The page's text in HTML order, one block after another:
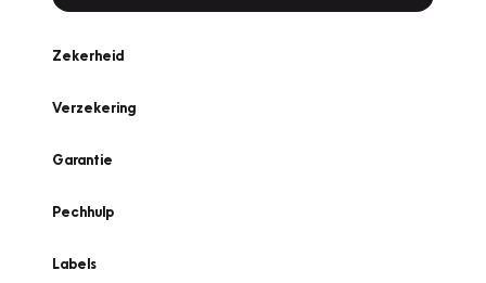
Zekerheid
Verzekering
Garantie
Pechhulp
Labels